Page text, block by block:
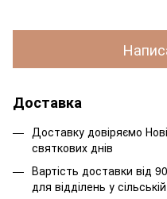
Доставка
Доставку довіряємо
святкових днів
Вартість доставки від
для відділень у